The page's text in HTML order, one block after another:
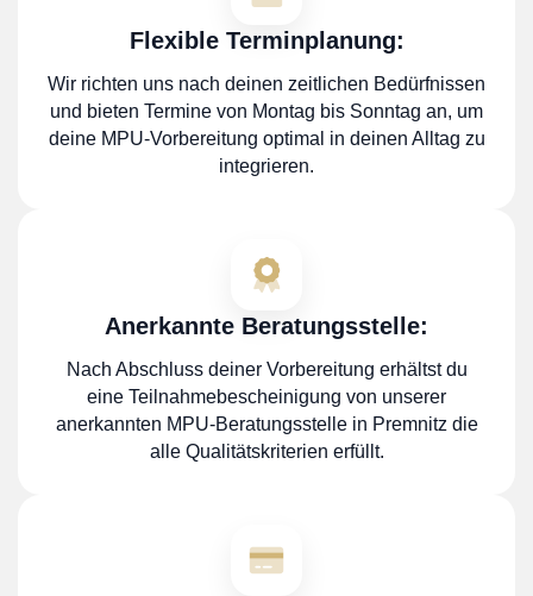
Flexible Terminplanung:
Wir richten uns nach deinen zeitlichen Bedürfnissen
und bieten Termine von Montag bis Sonntag an, um
deine MPU-Vorbereitung optimal in deinen Alltag zu
integrieren.
Anerkannte Beratungsstelle:
Nach Abschluss deiner Vorbereitung erhältst du
eine Teilnahmebescheinigung von unserer
anerkannten MPU-Beratungsstelle in Premnitz die
alle Qualitätskriterien erfüllt.